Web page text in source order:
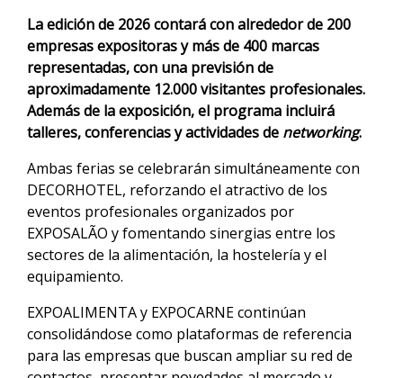
La edición de 2026 contará con alrededor de 200
empresas expositoras y más de 400 marcas
representadas, con una previsión de
aproximadamente 12.000 visitantes profesionales.
Además de la exposición, el programa incluirá
talleres, conferencias y actividades de networking.
Ambas ferias se celebrarán simultáneamente con
DECORHOTEL, reforzando el atractivo de los
eventos profesionales organizados por
EXPOSALÃO y fomentando sinergias entre los
sectores de la alimentación, la hostelería y el
equipamiento.
EXPOALIMENTA y EXPOCARNE continúan
consolidándose como plataformas de referencia
para las empresas que buscan ampliar su red de